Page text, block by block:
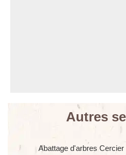
Autres
Abattage d'arbres Cercier